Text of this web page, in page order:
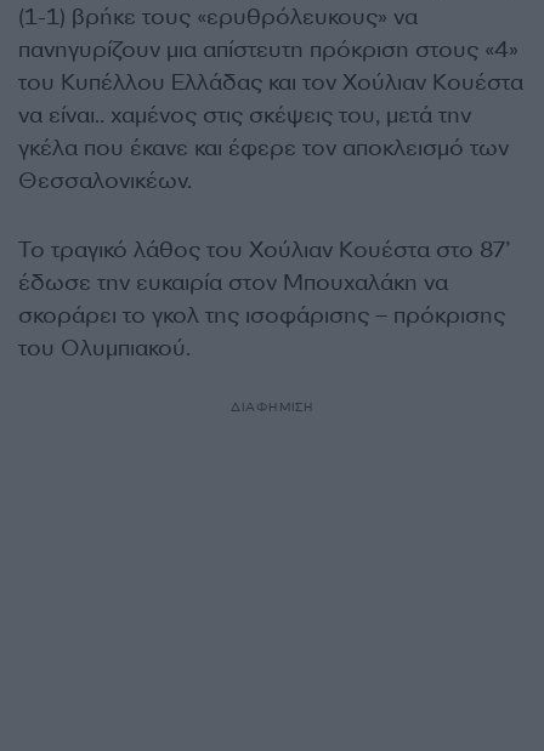
(1-1) βρήκε τους «ερυθρόλευκους» να
πανηγυρίζουν μια απίστευτη πρόκριση στους «4»
του Κυπέλλου Ελλάδας και τον Χούλιαν Κουέστα
να είναι.. χαμένος στις σκέψεις του, μετά την
γκέλα που έκανε και έφερε τον αποκλεισμό των
Θεσσαλονικέων.
Το τραγικό λάθος του Χούλιαν Κουέστα στο 87’
έδωσε την ευκαιρία στον Μπουχαλάκη να
σκοράρει το γκολ της ισοφάρισης – πρόκρισης
του Ολυμπιακού.
ΔΙΑΦΗΜΙΣΗ